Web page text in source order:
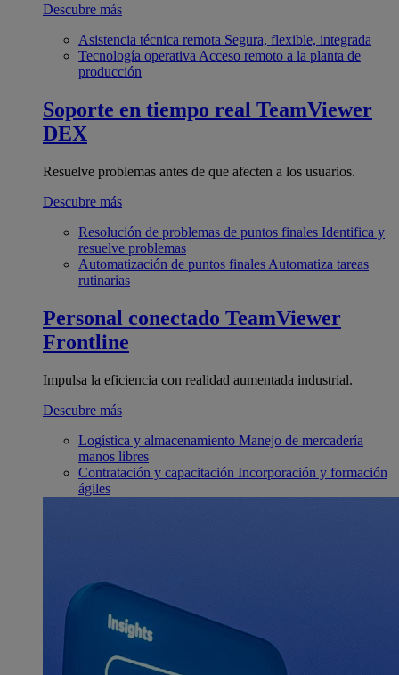
Descubre más
Asistencia técnica remota Segura, flexible, integrada
Tecnología operativa Acceso remoto a la planta de
producción
Soporte en tiempo real TeamViewer
DEX
Resuelve problemas antes de que afecten a los usuarios.
Descubre más
Resolución de problemas de puntos finales Identifica y
resuelve problemas
Automatización de puntos finales Automatiza tareas
rutinarias
Personal conectado TeamViewer
Frontline
Impulsa la eficiencia con realidad aumentada industrial.
Descubre más
Logística y almacenamiento Manejo de mercadería
manos libres
Contratación y capacitación Incorporación y formación
ágiles